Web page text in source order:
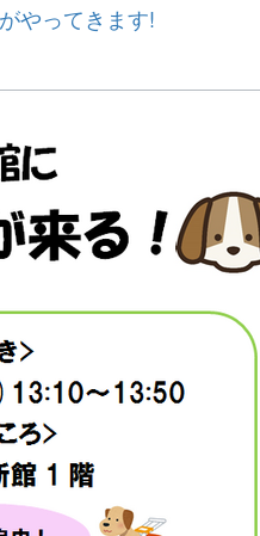
やってきます!